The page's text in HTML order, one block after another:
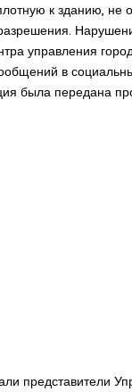
к зданию, не
управления
в
была передана
представители